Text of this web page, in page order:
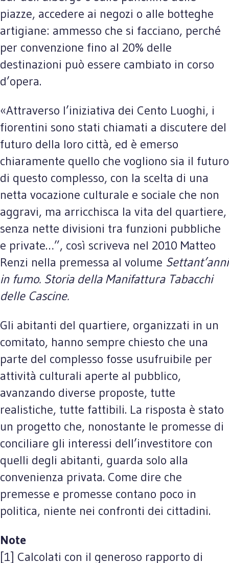
piazze, accedere ai negozi o alle botteghe
artigiane: ammesso che si facciano, perché
per convenzione fino al 20% delle
destinazioni può essere cambiato in corso
d’opera.
«Attraverso l’iniziativa dei Cento Luoghi, i
fiorentini sono stati chiamati a discutere del
futuro della loro città, ed è emerso
chiaramente quello che vogliono sia il futuro
di questo complesso, con la scelta di una
netta vocazione culturale e sociale che non
aggravi, ma arricchisca la vita del quartiere,
senza nette divisioni tra funzioni pubbliche
e private…”, così scriveva nel 2010 Matteo
Renzi nella premessa al volume Settant’anni
in fumo. Storia della Manifattura Tabacchi
delle Cascine.
Gli abitanti del quartiere, organizzati in un
comitato, hanno sempre chiesto che una
parte del complesso fosse usufruibile per
attività culturali aperte al pubblico,
avanzando diverse proposte, tutte
realistiche, tutte fattibili. La risposta è stato
un progetto che, nonostante le promesse di
conciliare gli interessi dell’investitore con
quelli degli abitanti, guarda solo alla
convenienza privata. Come dire che
premesse e promesse contano poco in
politica, niente nei confronti dei cittadini.
Note
[1] Calcolati con il generoso rapporto di